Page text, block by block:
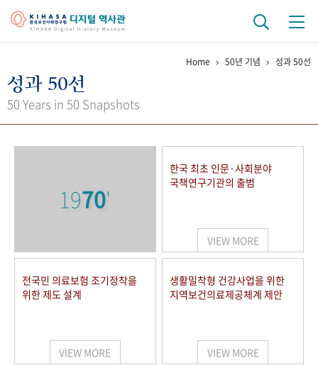
걸어온 길 기관 변천사
키워드로 보는 연구 역사
연구자들
사진 아카이브 문서 기록물 행정박물 영상 기록물
50+1 주년 기념
세계와 함께 한 KIHASA
Home 50년 기념 성과 50선
성과 50선
50 Years in 50 Snapshots
1970'
한국 최초 인문·사회분야
국책연구기관의 출범
VIEW MORE
전국민 의료보험 조기정착을
위한 제도 설계
VIEW MORE
생활밀착형 건강사업을 위한
지역보건의료제공체계 제안
VIEW MORE